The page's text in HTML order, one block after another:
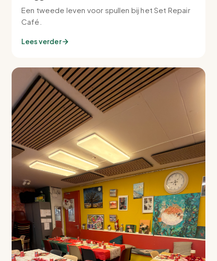
Een tweede leven voor spullen bij het Set Repair
Café.
Lees verder